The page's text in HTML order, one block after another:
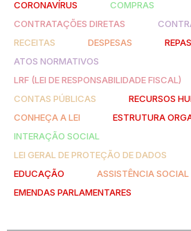
CORONAVÍRUS
COMPRAS
CONTRATAÇÕES DIRETAS
RECEITAS
DESPESAS
ATOS NORMATIVOS
LRF (LEI DE RESPONSABILIDADE FISCAL)
CONTAS PÚBLICAS
RECURSOS
CONHEÇA A LEI
ESTRUTURA
INTERAÇÃO SOCIAL
LEI GERAL DE PROTEÇÃO DE DADOS
EDUCAÇÃO
ASSISTÊNCIA SOCIAL
EMENDAS PARLAMENTARES